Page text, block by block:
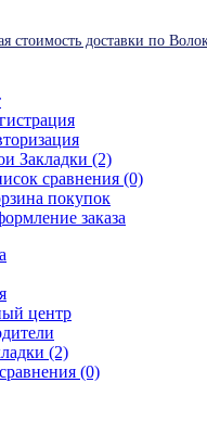
стоимость доставки по
Закладки (2)
сравнения (0)
покупок
заказа
центр
(2)
(0)